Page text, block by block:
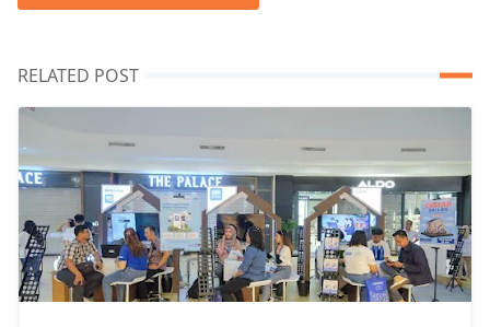
RELATED POST